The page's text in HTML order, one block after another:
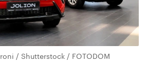
/ Shutterstock / FOTODOM